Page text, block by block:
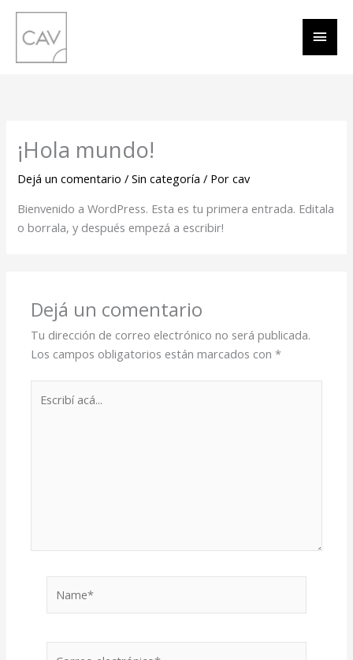
contenido
¡Hola mundo!
Dejá un comentario /Sin categoría / Porcav
Bienvenido a WordPress. Esta es tu primera entrada. Editala
o borrala, y después empezá a escribir!
Dejá un comentario
Tu dirección de correo electrónico no será publicada.
Los campos obligatorios están marcados con*
acá...